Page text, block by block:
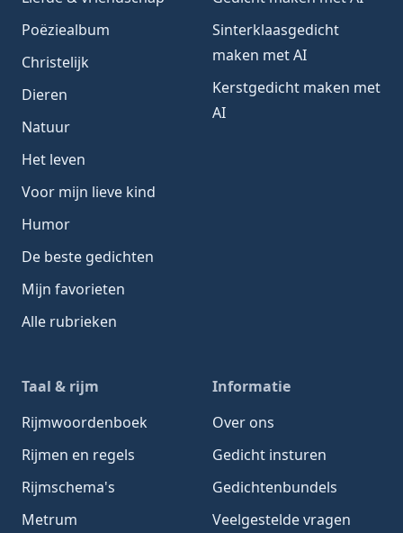
Poëziealbum
Christelijk
Dieren
Natuur
Het leven
Voor mijn lieve kind
Humor
De beste gedichten
Mijn favorieten
Alle rubrieken
Sinterklaasgedicht
maken met AI
Kerstgedicht maken met
AI
Taal & rijm
Rijmwoordenboek
Rijmen en regels
Rijmschema's
Metrum
Informatie
Over ons
Gedicht insturen
Gedichtenbundels
Veelgestelde vragen